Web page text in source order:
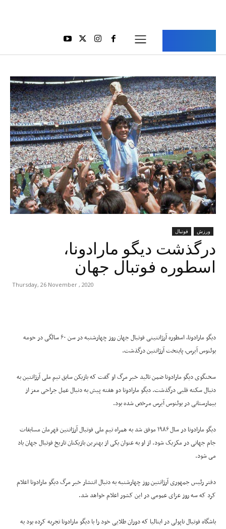
ورزش فوتبال
درگذشت دیگو مارادونا،
اسطوره فوتبال جهان
Thursday, 26 November , 2020
دیگو مارادونا، اسطوره آرژانتینی فوتبال جهان روز چهارشنبه در سن ۶۰ سالگی در حومه
بوئنوس آیرس، پایتخت آرژانتین درگذشت.
سخنگوی دیگو مارادونا ضمن تائید خبر مرگ او گفت که بازیکن سابق تیم ملی آرژانتین به
دنبال سکته قلبی درگذشت. دیگو مارادونا دو هفته پیش به دنبال عمل جراحی مغز از
بیمارستانی در بوئنوس آیرس مرخص شده بود.
دیگو مارادونا در سال ۱۹۸۶ موفق شد به همراه تیم ملی فوتبال آرژانتین قهرمان مسابقات
جام جهانی در مکزیک شود. از او به عنوان یکی از بهترین بازیکنان تاریخ فوتبال جهان یاد
می شود.
دفتر رئیس جمهوری آرژانتین روز چهارشنبه به دنبال انتشار خبر مرگ دیگو مارادونا اعلام
کرد که سه روز عزای عمومی در این کشور اعلام خواهد شد.
باشگاه فوتبال ناپولی در ایتالیا که دوران طلایی خود را با دیگو مارادونا تجربه کرده بود به